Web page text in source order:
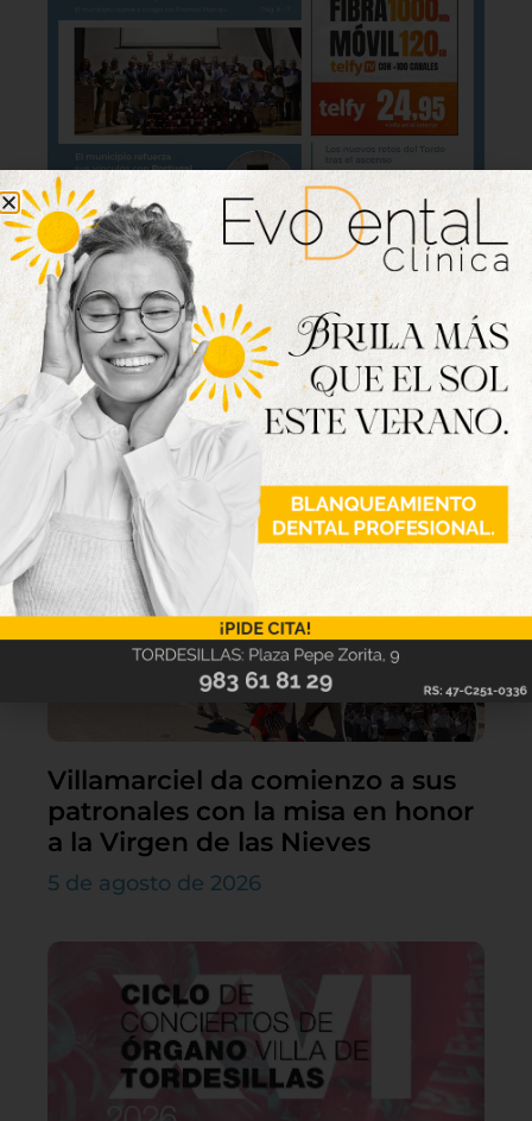
Lo último
Villamarciel da comienzo a sus
patronales con la misa en honor
a la Virgen de las Nieves
5 de agosto de 2026